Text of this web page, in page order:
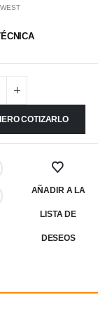
COTIZARLO
AÑADIR A LA
LISTA DE
DESEOS